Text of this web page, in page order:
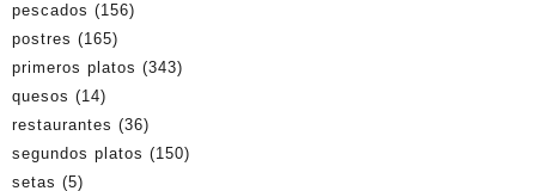
pescados (156)
postres (165)
primeros platos (343)
quesos (14)
restaurantes (36)
segundos platos (150)
setas (5)